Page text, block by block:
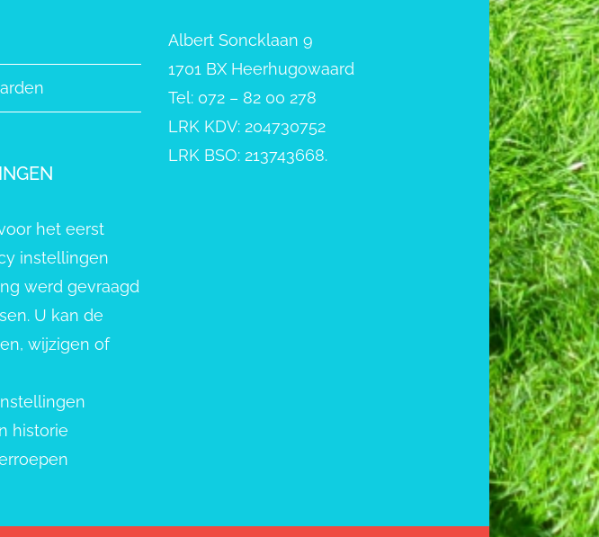
het eerst
instellingen
werd gevraagd
U kan de
wijzigen of
historie
Albert Soncklaan 9
1701 BX Heerhugowaard
Tel: 072 – 82 00 278
LRK KDV: 204730752
LRK BSO: 213743668.